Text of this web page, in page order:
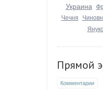
Украина
Чечня
Прямой
Комментарии